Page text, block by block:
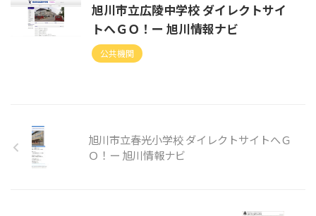
旭川市立広陵中学校 ダイレクトサイ
トへＧＯ！ー 旭川情報ナビ
公共機関
旭川市立春光小学校 ダイレクトサイトへＧ
Ｏ！ー 旭川情報ナビ